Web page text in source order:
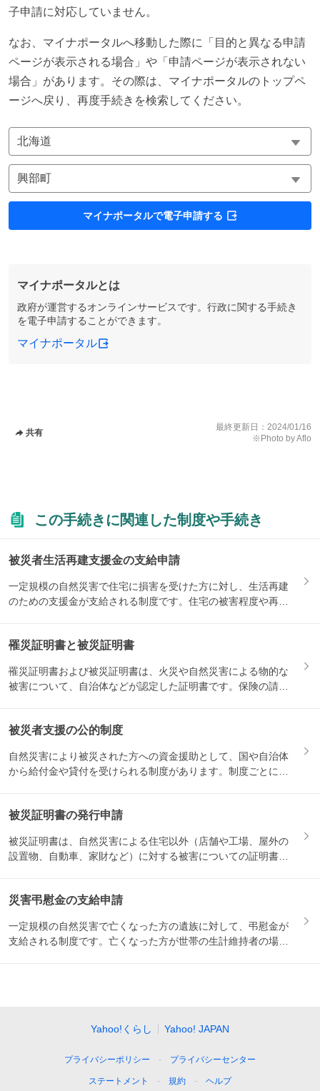
子申請に対応していません。
なお、マイナポータルへ移動した際に「目的と異なる申請
ページが表示される場合」や「申請ページが表示されない
場合」があります。その際は、マイナポータルのトップペ
ージへ戻り、再度手続きを検索してください。
マイナポータルで電子申請する
マイナポータルとは
政府が運営するオンラインサービスです。行政に関する手続き
を電子申請することができます。
マイナポータル
共有
最終更新日： 2024/01/16
※Photo by Aflo
この手続きに関連した制度や手続き
被災者生活再建支援金の支給申請
一定規模の自然災害で住宅に損害を受けた方に対し、生活再建
のための支援金が支給される制度です。住宅の被害程度や再建
罹災証明書と被災証明書
罹災証明書および被災証明書は、火災や自然災害による物的な
被害について、自治体などが認定した証明書です。保険の請求
被災者支援の公的制度
自然災害により被災された方への資金援助として、国や自治体
から給付金や貸付を受けられる制度があります。制度ごとに対
被災証明書の発行申請
被災証明書は、自然災害による住宅以外（店舗や工場、屋外の
設置物、自動車、家財など）に対する被害についての証明書で
災害弔慰金の支給申請
一定規模の自然災害で亡くなった方の遺族に対して、弔慰金が
支給される制度です。亡くなった方が世帯の生計維持者の場合
Yahoo!くらし Yahoo! JAPAN
プライバシーポリシー プライバシーセンター
ステートメント 規約 ヘルプ